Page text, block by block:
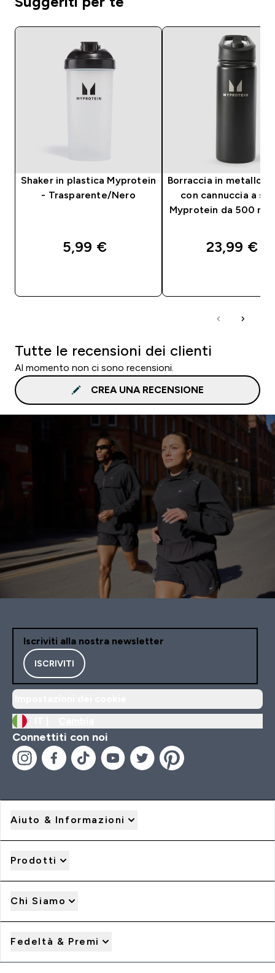
Shaker in plastica Myprotein
- Trasparente/Nero
5,99 €‎
Borraccia in metallo
con cannuccia a
Myprotein da 500 ml
23,99 €‎
Tutte le recensioni dei clienti
Al momento non ci sono recensioni.
CREA UNA RECENSIONE
Iscriviti alla nostra newsletter
ISCRIVITI
Connettiti con noi
Aiuto & Informazioni
Prodotti
Chi Siamo
Fedeltà & Premi